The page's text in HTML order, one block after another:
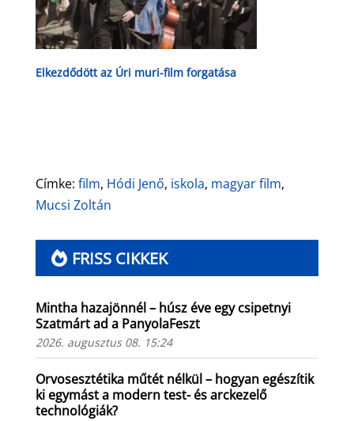
Elkezdődött az Úri muri-film forgatása
Címke: film, Hódi Jenő, iskola, magyar film,
Mucsi Zoltán
FRISS CIKKEK
Mintha hazajönnél – húsz éve egy csipetnyi
Szatmárt ad a PanyolaFeszt
2026. augusztus 08. 15:24
Orvosesztétika műtét nélkül – hogyan egészítik
ki egymást a modern test- és arckezelő
technológiák?